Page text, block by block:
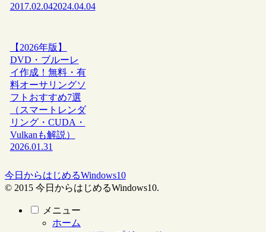
2017.02.042024.04.04
【2026年版】
DVD・ブルーレ
イ作成！無料・有
料オーサリングソ
フトおすすめ7選
（スマートレンダ
リング・CUDA・
Vulkanも解説）
2026.01.31
今日からはじめるWindows10
© 2015 今日からはじめるWindows10.
メニュー
ホーム